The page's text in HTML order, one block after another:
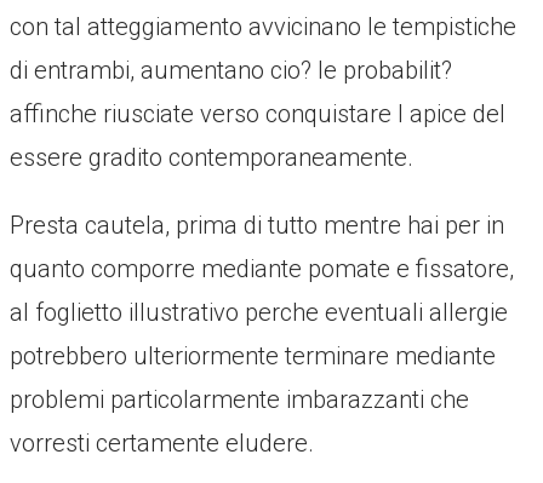
con tal atteggiamento avvicinano le tempistiche
di entrambi, aumentano cio? le probabilit?
affinche riusciate verso conquistare l apice del
essere gradito contemporaneamente.
Presta cautela, prima di tutto mentre hai per in
quanto comporre mediante pomate e fissatore,
al foglietto illustrativo perche eventuali allergie
potrebbero ulteriormente terminare mediante
problemi particolarmente imbarazzanti che
vorresti certamente eludere.